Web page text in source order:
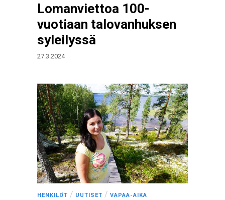
Lomanviettoa 100-
vuotiaan talovanhuksen
syleilyssä
27.3.2024
HENKILÖT / UUTISET / VAPAA-AIKA